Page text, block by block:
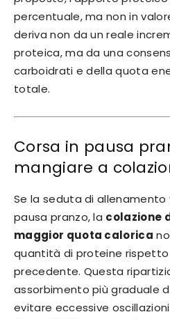
percentuale, ma non in
deriva non da un reale
proteica, ma da una
carboidrati e della quota
totale.
Corsa in pausa
mangiare a
Se la seduta di
pausa pranzo, la colazione
maggior quota calorica
quantità di proteine
precedente. Questa
assorbimento più graduale
evitare eccessive